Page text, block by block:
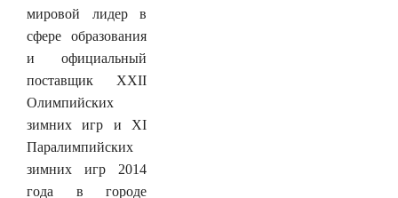
мировой лидер в
сфере образования
и официальный
поставщик XXII
Олимпийских
зимних игр и XI
Паралимпийских
зимних игр 2014
года в городе